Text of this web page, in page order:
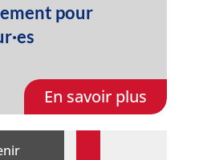
pour
En savoir plus